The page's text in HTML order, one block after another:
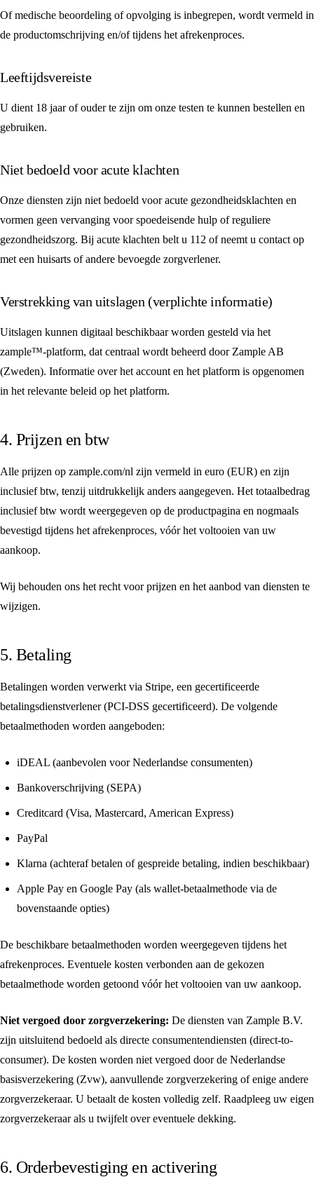
Of medische beoordeling of opvolging is inbegrepen, wordt vermeld in
de productomschrijving en/of tijdens het afrekenproces.
Leeftijdsvereiste
U dient 18 jaar of ouder te zijn om onze testen te kunnen bestellen en
gebruiken.
Niet bedoeld voor acute klachten
Onze diensten zijn niet bedoeld voor acute gezondheidsklachten en
vormen geen vervanging voor spoedeisende hulp of reguliere
gezondheidszorg. Bij acute klachten belt u 112 of neemt u contact op
met een huisarts of andere bevoegde zorgverlener.
Verstrekking van uitslagen (verplichte informatie)
Uitslagen kunnen digitaal beschikbaar worden gesteld via het
zample™-platform, dat centraal wordt beheerd door Zample AB
(Zweden). Informatie over het account en het platform is opgenomen
in het relevante beleid op het platform.
4. Prijzen en btw
Alle prijzen op zample.com/nl zijn vermeld in euro (EUR) en zijn
inclusief btw, tenzij uitdrukkelijk anders aangegeven. Het totaalbedrag
inclusief btw wordt weergegeven op de productpagina en nogmaals
bevestigd tijdens het afrekenproces, vóór het voltooien van uw
aankoop.
Wij behouden ons het recht voor prijzen en het aanbod van diensten te
wijzigen.
5. Betaling
Betalingen worden verwerkt via Stripe, een gecertificeerde
betalingsdienstverlener (PCI-DSS gecertificeerd). De volgende
betaalmethoden worden aangeboden:
iDEAL (aanbevolen voor Nederlandse consumenten)
Bankoverschrijving (SEPA)
Creditcard (Visa, Mastercard, American Express)
PayPal
Klarna (achteraf betalen of gespreide betaling, indien beschikbaar)
Apple Pay en Google Pay (als wallet-betaalmethode via de
bovenstaande opties)
De beschikbare betaalmethoden worden weergegeven tijdens het
afrekenproces. Eventuele kosten verbonden aan de gekozen
betaalmethode worden getoond vóór het voltooien van uw aankoop.
Niet vergoed door zorgverzekering: De diensten van Zample B.V.
zijn uitsluitend bedoeld als directe consumentendiensten (direct-to-
consumer). De kosten worden niet vergoed door de Nederlandse
basisverzekering (Zvw), aanvullende zorgverzekering of enige andere
zorgverzekeraar. U betaalt de kosten volledig zelf. Raadpleeg uw eigen
zorgverzekeraar als u twijfelt over eventuele dekking.
6. Orderbevestiging en activering